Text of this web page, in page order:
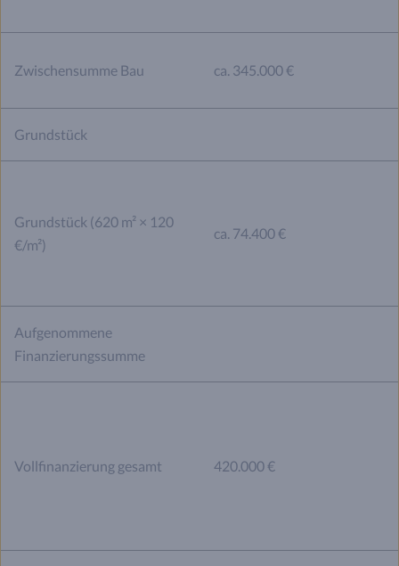
Zwischensumme Bau ca. 345.000 €
Grundstück
Grundstück (620 m² × 120
€/m²)
ca. 74.400 €
Aufgenommene
Finanzierungssumme
Vollfinanzierung gesamt 420.000 €